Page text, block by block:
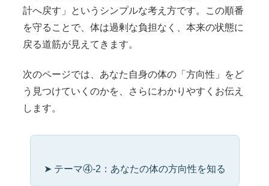
計へ戻す」というシンプルな考え方です。この順番
を守ることで、体は過剰な負担なく、本来の状態に
戻る道筋が見えてきます。
次のページでは、あなた自身の体の「方向性」をど
う見つけていくのかを、さらにわかりやすくお伝え
します。
➤ テーマ④-2：あなたの体の方向性を知る